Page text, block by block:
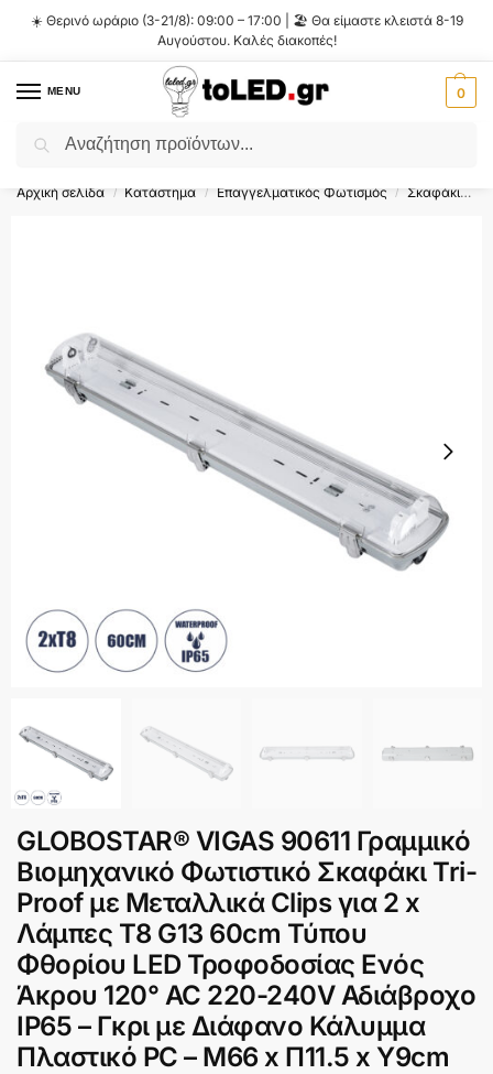
☀️ Θερινό ωράριο (3-21/8): 09:00 – 17:00 | 🏖️ Θα είμαστε κλειστά 8-19
Αυγούστου. Καλές διακοπές!
MENU 0
Flash Sale ⚡ 10% Έκπτωση με τον κωδικό
Αρχική σελίδα / Κατάστημα / Επαγγελματικός Φωτισμός / Σκαφάκια Για Λάμπες T8
GLOBOSTAR® VIGAS 90611 Γραμμικό
Βιομηχανικό Φωτιστικό Σκαφάκι Tri-
Proof με Μεταλλικά Clips για 2 x
Λάμπες T8 G13 60cm Τύπου
Φθορίου LED Τροφοδοσίας Ενός
Άκρου 120° AC 220-240V Αδιάβροχο
IP65 – Γκρι με Διάφανο Κάλυμμα
Πλαστικό PC – Μ66 x Π11.5 x Υ9cm